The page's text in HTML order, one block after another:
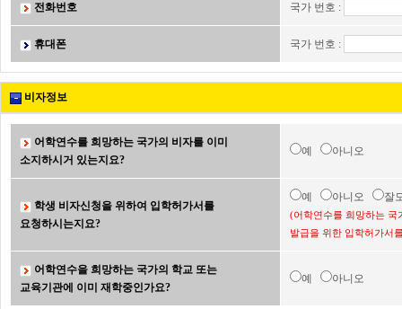
전화번호 국가 번호 :
휴대폰 국가 번호 :
비자정보
어학연수를 희망하는 국가의 비자를 이미
소지하시거 있는지요?
예 아니오
학생 비자신청을 위하여 입학허가서를
요청하시는지요?
예 아니오 잘
(어학연수를 희망하는 국
발급을 위한 입학허가서
어학연수을 희망하는 국가의 학교 또는
교육기관에 이미 재학중인가요?
예 아니오